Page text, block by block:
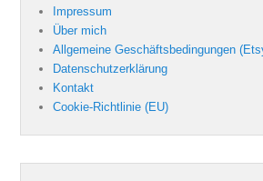
Impressum
Über mich
Allgemeine Geschäftsbedingungen
Datenschutzerklärung
Kontakt
Cookie-Richtlinie (EU)